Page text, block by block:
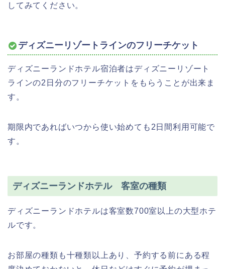
してみてください。
ディズニーリゾートラインのフリーチケット
ディズニーランドホテル宿泊者はディズニーリゾート
ラインの2日分のフリーチケットをもらうことが出来ま
す。
期限内であればいつから使い始めても2日間利用可能で
す。
ディズニーランドホテル 客室の種類
ディズニーランドホテルは客室数700室以上の大型ホテ
ルです。
お部屋の種類も十種類以上あり、予約する前にある程